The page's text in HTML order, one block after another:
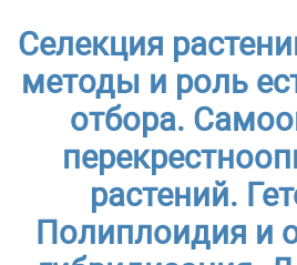
Селекция
методы и роль
отбора.
растений.
Полиплоидия и